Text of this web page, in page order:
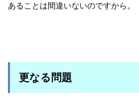
あることは間違いないのですから。
更なる問題